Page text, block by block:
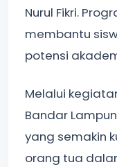
Nurul Fikri.
membantu
potensi
Melalui
Bandar
yang semakin
orang tua